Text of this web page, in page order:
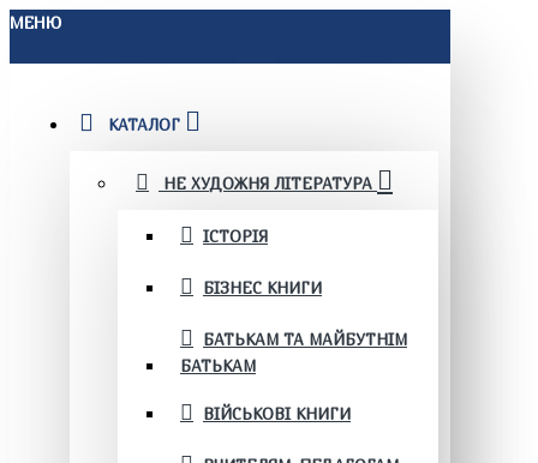
МЕНЮ
КАТАЛОГ
НЕ ХУДОЖНЯ ЛІТЕРАТУРА
ІСТОРІЯ
БІЗНЕС КНИГИ
БАТЬКАМ ТА МАЙБУТНІМ
БАТЬКАМ
ВІЙСЬКОВІ КНИГИ